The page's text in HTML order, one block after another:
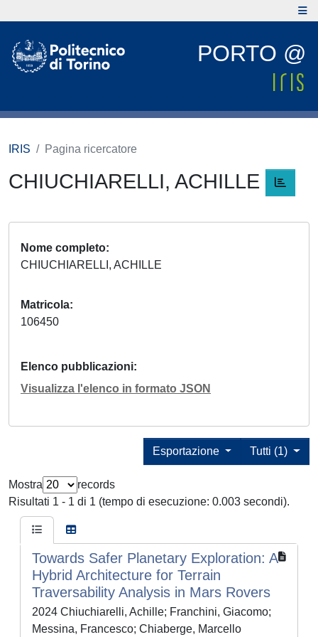
PORTO @
IRIS Pagina ricercatore
CHIUCHIARELLI, ACHILLE
Nome completo
CHIUCHIARELLI, ACHILLE
Matricola
106450
Elenco pubblicazioni
Visualizza l'elenco in formato JSON
Tutti (1)
Esportazione
Mostra
records
Risultati 1 - 1 di 1 (tempo di esecuzione: 0.003 secondi).
Towards Safer Planetary Exploration: A
Hybrid Architecture for Terrain
Traversability Analysis in Mars Rovers
2024 Chiuchiarelli, Achille; Franchini, Giacomo;
Messina, Francesco; Chiaberge, Marcello